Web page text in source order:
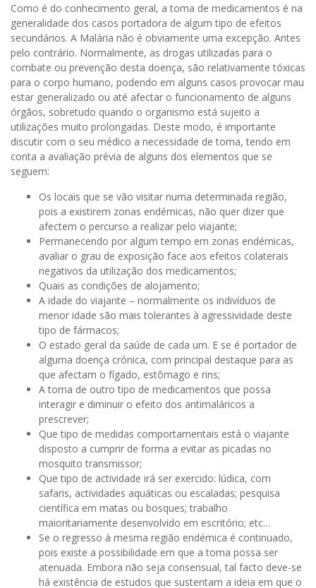
Como é do conhecimento geral, a toma de medicamentos é na
generalidade dos casos portadora de algum tipo de efeitos
secundários. A Malária não é obviamente uma excepção. Antes
pelo contrário. Normalmente, as drogas utilizadas para o
combate ou prevenção desta doença, são relativamente tóxicas
para o corpo humano, podendo em alguns casos provocar mau
estar generalizado ou até afectar o funcionamento de alguns
órgãos, sobretudo quando o organismo está sujeito a
utilizações muito prolongadas. Deste modo, é importante
discutir com o seu médico a necessidade de toma, tendo em
conta a avaliação prévia de alguns dos elementos que se
seguem:
Os locais que se vão visitar numa determinada região,
pois a existirem zonas endémicas, não quer dizer que
afectem o percurso a realizar pelo viajante;
Permanecendo por algum tempo em zonas endémicas,
avaliar o grau de exposição face aos efeitos colaterais
negativos da utilização dos medicamentos;
Quais as condições de alojamento;
A idade do viajante – normalmente os indivíduos de
menor idade são mais tolerantes à agressividade deste
tipo de fármacos;
O estado geral da saúde de cada um. E se é portador de
alguma doença crónica, com principal destaque para as
que afectam o fígado, estômago e rins;
A toma de outro tipo de medicamentos que possa
interagir e diminuir o efeito dos antimaláricos a
prescrever;
Que tipo de medidas comportamentais está o viajante
disposto a cumprir de forma a evitar as picadas no
mosquito transmissor;
Que tipo de actividade irá ser exercido: lúdica, com
safaris, actividades aquáticas ou escaladas; pesquisa
científica em matas ou bosques; trabalho
maioritariamente desenvolvido em escritório; etc…
Se o regresso à mesma região endémica é continuado,
pois existe a possibilidade em que a toma possa ser
atenuada. Embora não seja consensual, tal facto deve-se
há existência de estudos que sustentam a ideia em que o